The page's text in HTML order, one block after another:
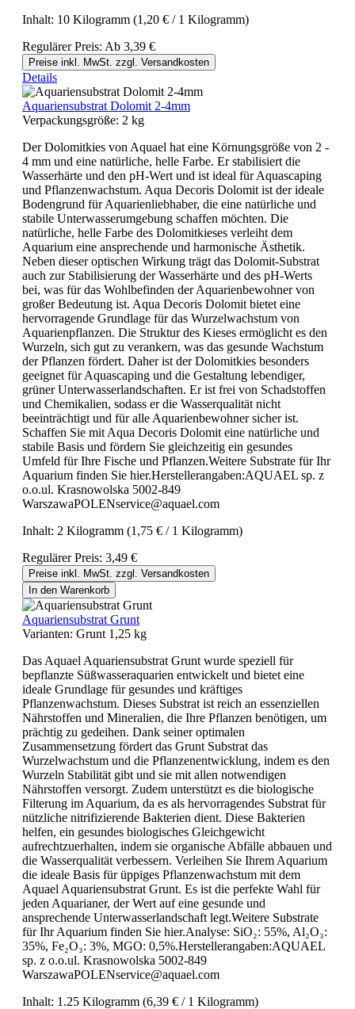
Inhalt: 10 Kilogramm (1,20 € / 1 Kilogramm)
Regulärer Preis: Ab 3,39 €
Preise inkl. MwSt. zzgl. Versandkosten
Details
Aquariensubstrat Dolomit 2-4mm
Verpackungsgröße: 2 kg
Der Dolomitkies von Aquael hat eine Körnungsgröße von 2 -
4 mm und eine natürliche, helle Farbe. Er stabilisiert die
Wasserhärte und den pH-Wert und ist ideal für Aquascaping
und Pflanzenwachstum. Aqua Decoris Dolomit ist der ideale
Bodengrund für Aquarienliebhaber, die eine natürliche und
stabile Unterwasserumgebung schaffen möchten. Die
natürliche, helle Farbe des Dolomitkieses verleiht dem
Aquarium eine ansprechende und harmonische Ästhetik.
Neben dieser optischen Wirkung trägt das Dolomit-Substrat
auch zur Stabilisierung der Wasserhärte und des pH-Werts
bei, was für das Wohlbefinden der Aquarienbewohner von
großer Bedeutung ist. Aqua Decoris Dolomit bietet eine
hervorragende Grundlage für das Wurzelwachstum von
Aquarienpflanzen. Die Struktur des Kieses ermöglicht es den
Wurzeln, sich gut zu verankern, was das gesunde Wachstum
der Pflanzen fördert. Daher ist der Dolomitkies besonders
geeignet für Aquascaping und die Gestaltung lebendiger,
grüner Unterwasserlandschaften. Er ist frei von Schadstoffen
und Chemikalien, sodass er die Wasserqualität nicht
beeinträchtigt und für alle Aquarienbewohner sicher ist.
Schaffen Sie mit Aqua Decoris Dolomit eine natürliche und
stabile Basis und fördern Sie gleichzeitig ein gesundes
Umfeld für Ihre Fische und Pflanzen.Weitere Substrate für Ihr
Aquarium finden Sie hier.Herstellerangaben:AQUAEL sp. z
o.o.ul. Krasnowolska 5002-849
WarszawaPOLENservice@aquael.com
Inhalt: 2 Kilogramm (1,75 € / 1 Kilogramm)
Regulärer Preis: 3,49 €
Preise inkl. MwSt. zzgl. Versandkosten
In den Warenkorb
Aquariensubstrat Grunt
Varianten: Grunt 1,25 kg
Das Aquael Aquariensubstrat Grunt wurde speziell für
bepflanzte Süßwasseraquarien entwickelt und bietet eine
ideale Grundlage für gesundes und kräftiges
Pflanzenwachstum. Dieses Substrat ist reich an essenziellen
Nährstoffen und Mineralien, die Ihre Pflanzen benötigen, um
prächtig zu gedeihen. Dank seiner optimalen
Zusammensetzung fördert das Grunt Substrat das
Wurzelwachstum und die Pflanzenentwicklung, indem es den
Wurzeln Stabilität gibt und sie mit allen notwendigen
Nährstoffen versorgt. Zudem unterstützt es die biologische
Filterung im Aquarium, da es als hervorragendes Substrat für
nützliche nitrifizierende Bakterien dient. Diese Bakterien
helfen, ein gesundes biologisches Gleichgewicht
aufrechtzuerhalten, indem sie organische Abfälle abbauen und
die Wasserqualität verbessern. Verleihen Sie Ihrem Aquarium
die ideale Basis für üppiges Pflanzenwachstum mit dem
Aquael Aquariensubstrat Grunt. Es ist die perfekte Wahl für
jeden Aquarianer, der Wert auf eine gesunde und
ansprechende Unterwasserlandschaft legt.Weitere Substrate
für Ihr Aquarium finden Sie hier.Analyse: SiO₂: 55%, Al₂O₃:
35%, Fe₂O₃: 3%, MGO: 0,5%.Herstellerangaben:AQUAEL
sp. z o.o.ul. Krasnowolska 5002-849
WarszawaPOLENservice@aquael.com
Inhalt: 1.25 Kilogramm (6,39 € / 1 Kilogramm)